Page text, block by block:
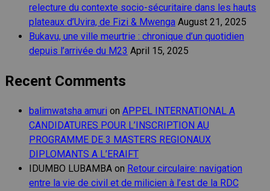
relecture du contexte socio-sécuritaire dans les hauts
plateaux d’Uvira, de Fizi & Mwenga August 21, 2025
Bukavu, une ville meurtrie : chronique d’un quotidien
depuis l’arrivée du M23 April 15, 2025
Recent Comments
balimwatsha amuri on APPEL INTERNATIONAL A
CANDIDATURES POUR L’INSCRIPTION AU
PROGRAMME DE 3 MASTERS REGIONAUX
DIPLOMANTS A L’ERAIFT
IDUMBO LUBAMBA on Retour circulaire: navigation
entre la vie de civil et de milicien à l’est de la RDC